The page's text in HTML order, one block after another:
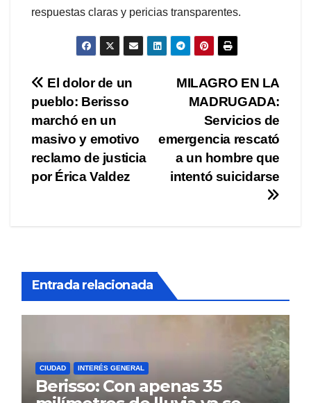
respuestas claras y pericias transparentes.
Navegación
de
entradas
MILAGRO EN LA
MADRUGADA:
Servicios de
emergencia rescató
a un hombre que
intentó suicidarse
El dolor de un
pueblo: Berisso
marchó en un
masivo y emotivo
reclamo de justicia
por Érica Valdez
Entrada relacionada
CIUDAD INTERÉS GENERAL
Berisso: Con apenas 35